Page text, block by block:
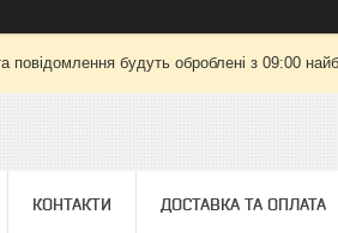
повідомлення будуть оброблені з 09:00
КОНТАКТИ ДОСТАВКА ТА ОПЛАТА